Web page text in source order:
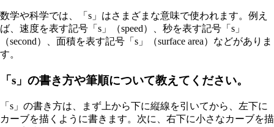
数学や科学では、「s」はさまざまな意味で使われます。例え
ば、速度を表す記号「s」（speed）、秒を表す記号「s」
（second）、面積を表す記号「s」（surface area）などがありま
す。
「s」の書き方や筆順について教えてください。
「s」の書き方は、まず上から下に縦線を引いてから、左下に
カーブを描くように書きます。次に、右下に小さなカーブを描